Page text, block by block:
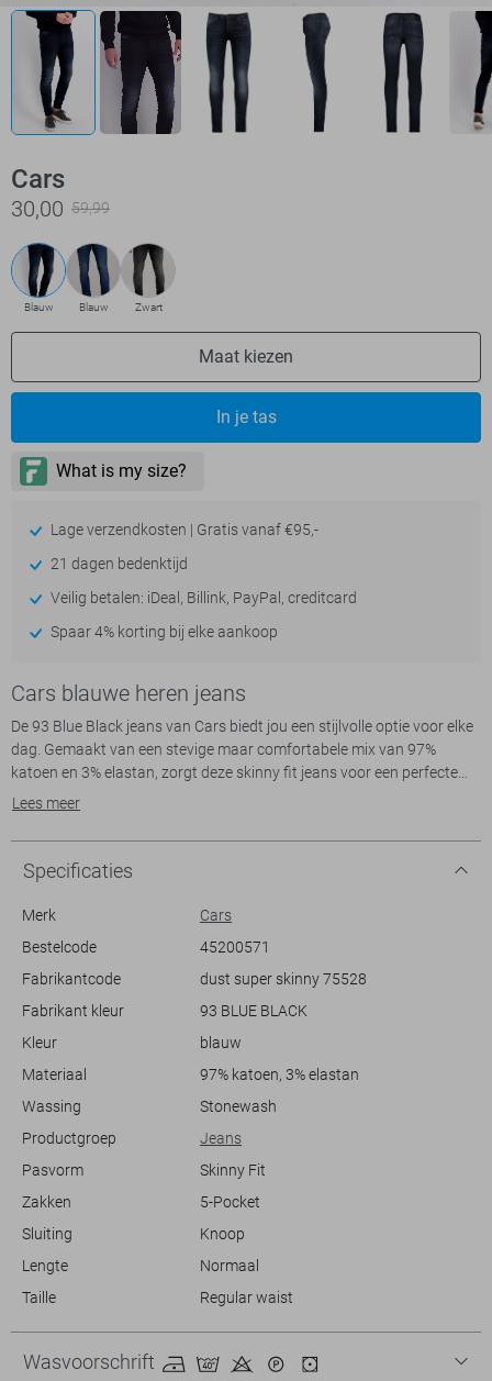
Cars
30,00 59,99
Blauw Blauw Zwart
Maat kiezen
In je tas
Lage verzendkosten | Gratis vanaf €95,-
21 dagen bedenktijd
Veilig betalen: iDeal, Billink, PayPal, creditcard
Spaar 4% korting bij elke aankoop
Cars blauwe heren jeans
De 93 Blue Black jeans van Cars biedt jou een stijlvolle optie voor elke
dag. Gemaakt van een stevige maar comfortabele mix van 97%
katoen en 3% elastan, zorgt deze skinny fit jeans voor een perfecte
pasvorm. Met een klassieke 5-pocket stijl en een knoopsluiting, blijft
geeft deze jeans een aantrekkelijke, tijdloze uitstraling die bij diverse
outfits past.
Deze jeans is ideaal voor zowel casual als meer geklede
gelegenheden. Combineer het met een nette blouse voor een casual
dag uit. De regular waist zorgt voor comfort gedurende de dag, terwijl
de strakke pasvorm bijdraagt aan een modieuze look. De subtiele
kleurvariaties in de blauwe en zwarte tinten maken deze jeans een
Lees meer
Specificaties
Merk
Cars
Bestelcode
45200571
Fabrikantcode
dust super skinny 75528
Fabrikant kleur
93 BLUE BLACK
Kleur
blauw
Materiaal
97% katoen, 3% elastan
Wassing
Stonewash
Productgroep
Jeans
Pasvorm
Skinny Fit
Zakken
5-Pocket
Sluiting
Knoop
Lengte
Normaal
Taille
Regular waist
Wasvoorschrift